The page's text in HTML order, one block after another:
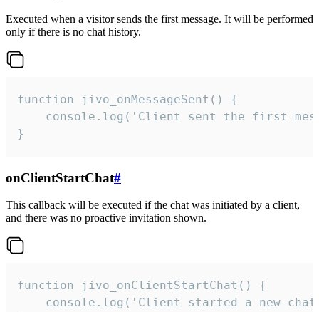
Executed when a visitor sends the first message. It will be performed
only if there is no chat history.
function jivo_onMessageSent() {
console.log('Client sent the first
}
onClientStartChat#
This callback will be executed if the chat was initiated by a client,
and there was no proactive invitation shown.
function jivo_onClientStartChat() {
console.log('Client started a new